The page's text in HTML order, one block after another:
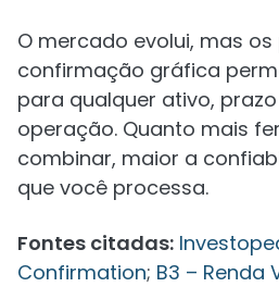
O mercado evolui, mas
confirmação gráfica
para qualquer ativo,
operação. Quanto mais
combinar, maior a
que você processa.
Fontes citadas:
Confirmation; B3 – Renda